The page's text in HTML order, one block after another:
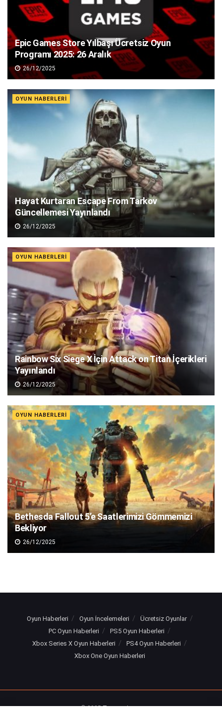
Epic Games Store Yılbaşı Ücretsiz Oyun
Programı 2025: 26 Aralık
26/12/2025
OYUN HABERLERI
Hayat Kurtaran Escape From Tarkov
Güncellemesi Yayınlandı
26/12/2025
OYUN HABERLERI
Rainbow Six Siege X İçin Attack on Titan İçerikleri
Yayınlandı
26/12/2025
OYUN HABERLERI
Bethesda Fallout 5’e Saatlerimizi Gömmemizi
Bekliyor
26/12/2025
Oyun Haberleri Oyun İncelemeleri
Ücretsiz Oyunlar
PC Oyun Haberleri
PS5 Oyun Haberleri
Xbox Series X Oyun Haberleri
PS4 Oyun Haberleri
Xbox One Oyun Haberleri
© 2025Turuncu Levye